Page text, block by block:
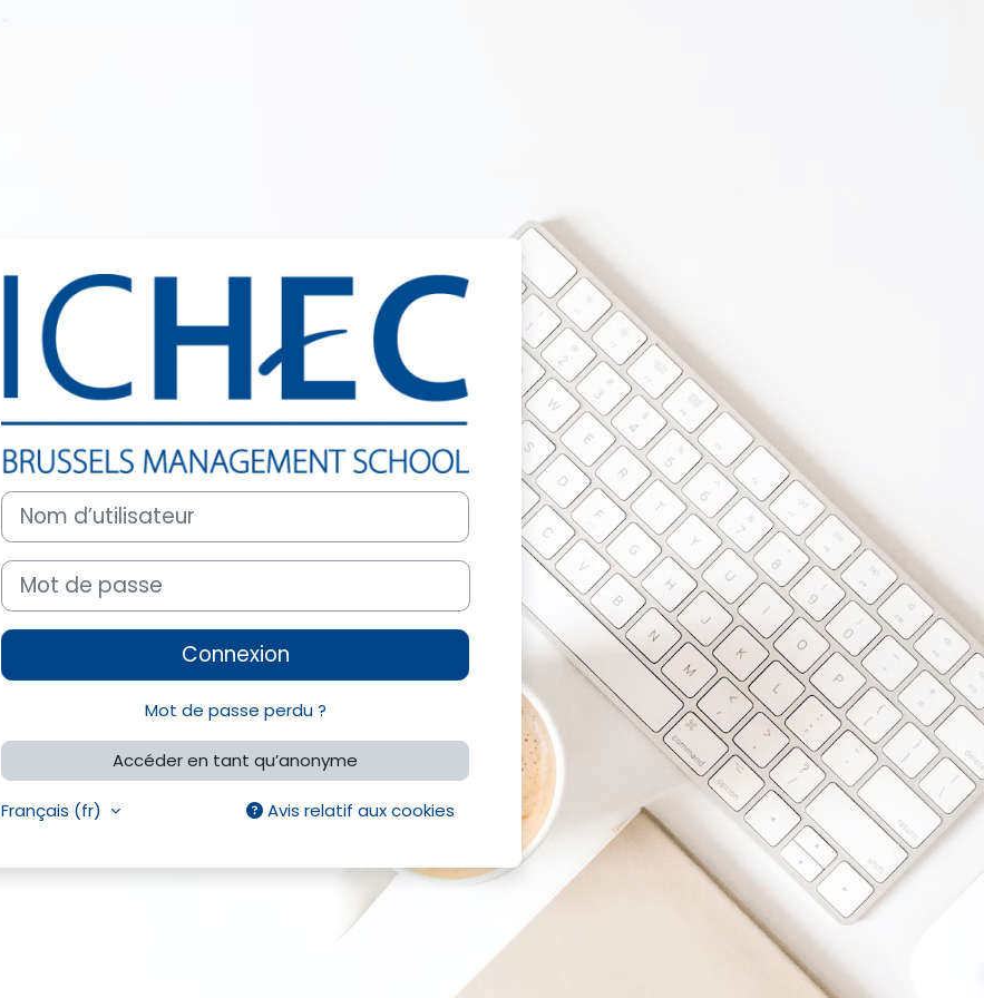
Connexion à ICHEC Moodle
Nom d’utilisateur
Mot de passe
Connexion
Mot de passe perdu ?
Accéder en tant qu’anonyme
Français ‎(fr)‎ Avis relatif aux cookies